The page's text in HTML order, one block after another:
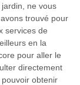
ne vous
trouvé pour
services de
en la
pour aller le
directement
obtenir